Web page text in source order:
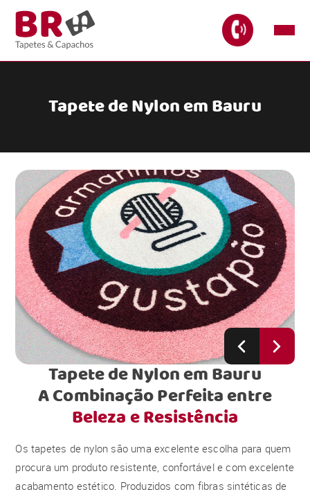
Tapete de Nylon em Bauru
Tapete de Nylon em Bauru
A Combinação Perfeita entre
Beleza e Resistência
Os tapetes de nylon são uma excelente escolha para quem
procura um produto resistente, confortável e com excelente
acabamento estético. Produzidos com fibras sintéticas de